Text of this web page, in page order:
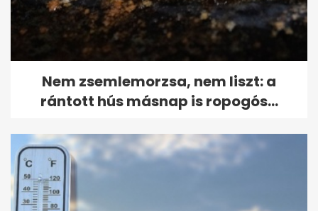
Nem zsemlemorzsa, nem liszt: a
rántott hús másnap is ropogós...